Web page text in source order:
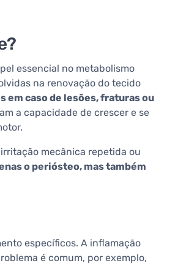
essencial no metabolismo
na renovação do tecido
em caso de lesões, fraturas ou
a capacidade de crescer e se
mecânica repetida ou
o periósteo, mas também
específicos. A inflamação
é comum, por exemplo,